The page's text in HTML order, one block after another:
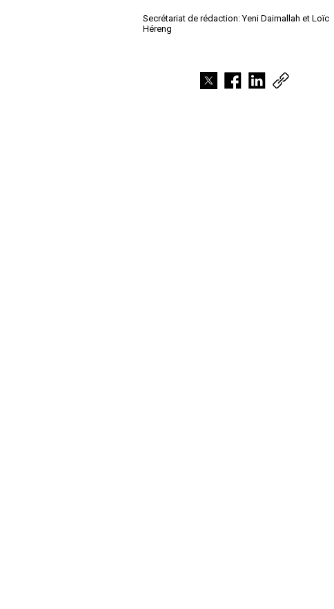
Secrétariat de rédaction: Yeni Daimallah et Loïc
Héreng